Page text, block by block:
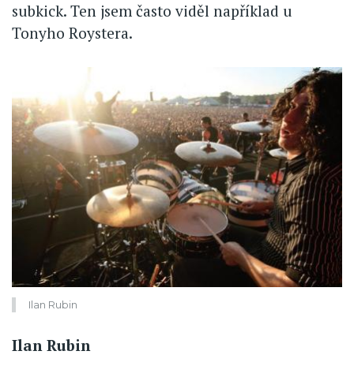
subkick. Ten jsem často viděl například u
Tonyho Roystera.
Ilan Rubin
Ilan Rubin